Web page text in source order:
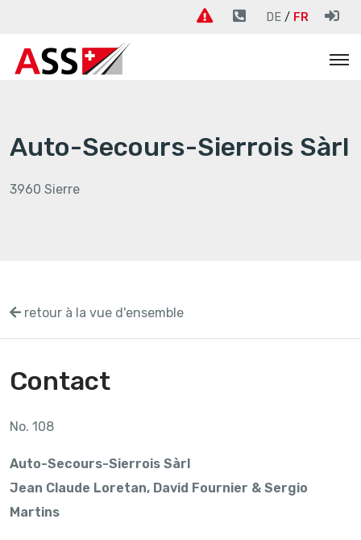
DE FR
Auto-Secours-Sierrois Sàrl
3960 Sierre
retour à la vue d'ensemble
Contact
No. 108
Auto-Secours-Sierrois Sàrl
Jean Claude Loretan, David Fournier & Sergio
Martins